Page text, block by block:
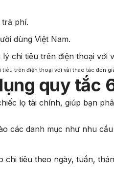
phí.
dùng Việt Nam.
trên điện thoại với vài thao tác đơn
quy tắc
lọ tài chính, giúp bạn
các danh mục như nhu
chi tiêu theo ngày, tuần,